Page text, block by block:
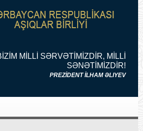
MİLLİ SƏRVƏTİMİZDİR, MİLLİ
SƏNƏTİMİZDİR!
PREZİDENT İLHAM ƏLIYEV